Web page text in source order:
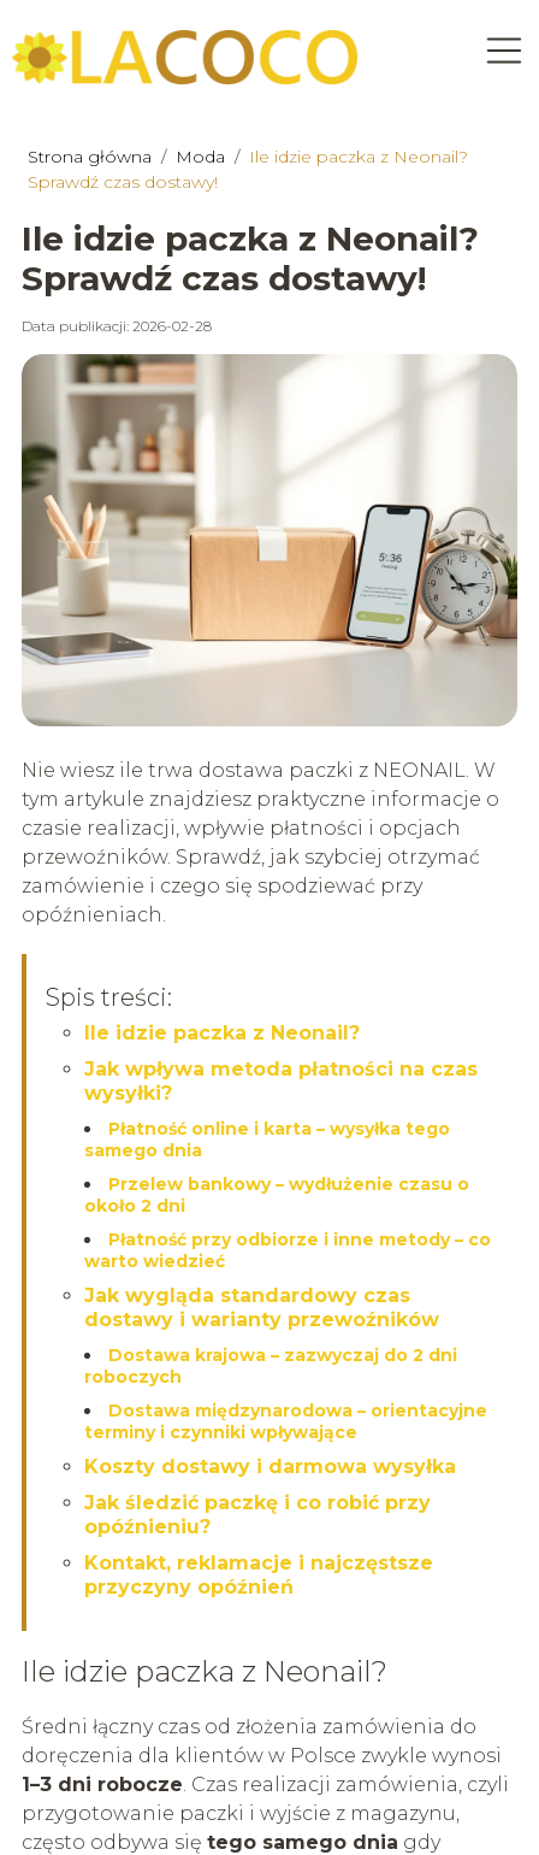
Strona główna / Moda / Ile idzie paczka z Neonail?
Sprawdź czas dostawy!
Ile idzie paczka z Neonail?
Sprawdź czas dostawy!
Data publikacji: 2026-02-28
Nie wiesz ile trwa dostawa paczki z NEONAIL. W
tym artykule znajdziesz praktyczne informacje o
czasie realizacji, wpływie płatności i opcjach
przewoźników. Sprawdź, jak szybciej otrzymać
zamówienie i czego się spodziewać przy
opóźnieniach.
Spis treści:
Ile idzie paczka z Neonail?
Jak wpływa metoda płatności na czas
wysyłki?
Płatność online i karta – wysyłka tego
samego dnia
Przelew bankowy – wydłużenie czasu o
około 2 dni
Płatność przy odbiorze i inne metody – co
warto wiedzieć
Jak wygląda standardowy czas
dostawy i warianty przewoźników
Dostawa krajowa – zazwyczaj do 2 dni
roboczych
Dostawa międzynarodowa – orientacyjne
terminy i czynniki wpływające
Koszty dostawy i darmowa wysyłka
Jak śledzić paczkę i co robić przy
opóźnieniu?
Kontakt, reklamacje i najczęstsze
przyczyny opóźnień
Ile idzie paczka z Neonail?
Średni łączny czas od złożenia zamówienia do
doręczenia dla klientów w Polsce zwykle wynosi
1–3 dni robocze. Czas realizacji zamówienia, czyli
przygotowanie paczki i wyjście z magazynu,
często odbywa się tego samego dnia gdy